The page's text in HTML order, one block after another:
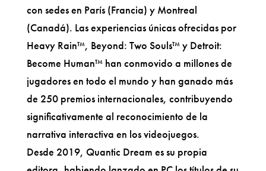
con sedes en París (Francia) y Montreal
(Canadá). Las experiencias únicas ofrecidas por
Heavy Rain™, Beyond: Two Souls™ y Detroit:
Become Human™ han conmovido a millones de
jugadores en todo el mundo y han ganado más
de 250 premios internacionales, contribuyendo
significativamente al reconocimiento de la
narrativa interactiva en los videojuegos.
Desde 2019, Quantic Dream es su propia